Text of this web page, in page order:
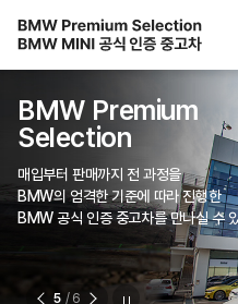
5 / 6
BMW Premium
Selection
매입부터 판매까지 전 과정을
BMW의 엄격한 기준에 따라 진행한
BMW 공식 인증 중고차를 만나실 수